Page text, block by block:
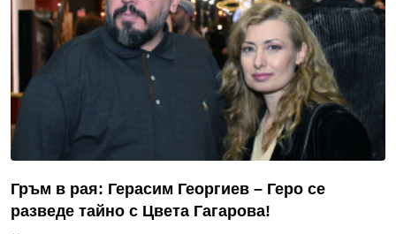
Гръм в рая: Герасим Георгиев – Геро се
разведе тайно с Цвета Гагарова!